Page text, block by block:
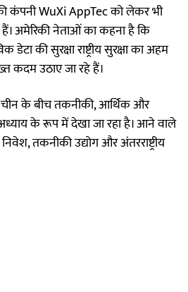
कंपनी WuXi AppTec को लेकर भी
अमेरिकी नेताओं का कहना है कि
की सुरक्षा राष्ट्रीय सुरक्षा का अहम
कदम उठाए जा रहे हैं।
के बीच तकनीकी, आर्थिक और
के रूप में देखा जा रहा है। आने वाले
तकनीकी उद्योग और अंतरराष्ट्रीय